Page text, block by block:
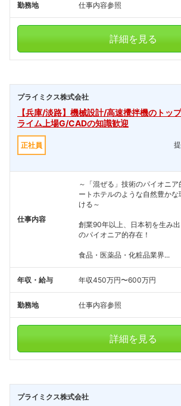
勤務地 仕事内容参照
詳細を見る
プライミクス株式会社
【兵庫/淡路】機械設計/高速攪拌機のトッ
ライム上場G/CADの知識歓迎
正社員
仕事内容
～「混ぜる」技術のパイオニ
ートホテルのような自然豊か
ける～
創業90年以上、日本初を生み
のパイオニア的存在！
食品・医薬品・化粧品業界...
年収・給与 年収450万円〜600万円
勤務地 仕事内容参照
詳細を見る
プライミクス株式会社